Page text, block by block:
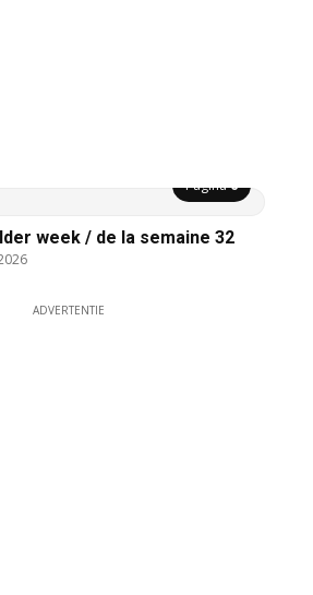
Pagina6
week / de la semaine 32
ADVERTENTIE